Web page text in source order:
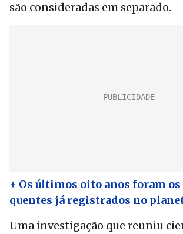
são consideradas em separado.
+ Os últimos oito anos foram
quentes já registrados no
Uma investigação que reuniu